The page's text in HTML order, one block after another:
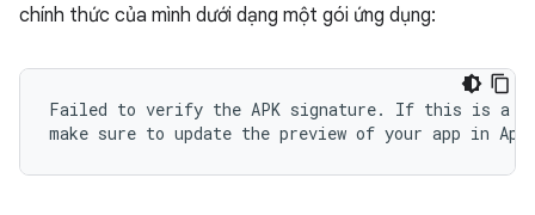
chính thức của mình dưới dạng một gói ứng dụng:
Failed to verify the APK signature. If this is a